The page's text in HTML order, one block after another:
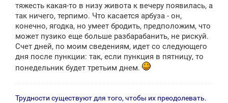
тяжесть какая-то в низу живота к вечеру появилась, а
так ничего, терпимо. Что касается арбуза - он,
конечно, ягодка, но умеет бродить, предположим, что
может пузико еще больше разбарабанить, не рискуй.
Счет дней, по моим сведениям, идет со следующего
дня после пункции: так, если пункция в пятницу, то
понедельник будет третьим днем.
Трудности существуют для того, чтобы их преодолевать.